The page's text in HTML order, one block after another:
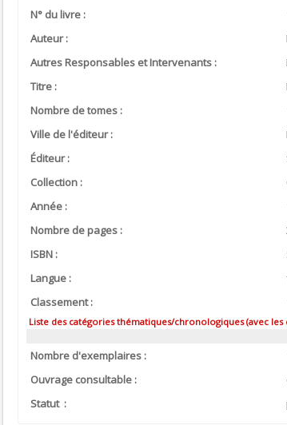
N° du livre :
Auteur :
Autres Responsables et Intervenants :
Titre :
Nombre de tomes :
Ville de l'éditeur :
Éditeur :
Collection :
Année :
Nombre de pages :
ISBN :
Langue :
Classement :
Liste des catégories thématiques/chronologiques (avec
Nombre d'exemplaires :
Ouvrage consultable :
Statut :